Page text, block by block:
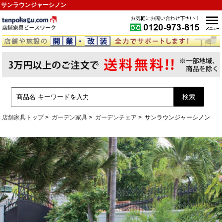
サンラウンジャーシノン
店舗家具トップ ガーデン家具 ガーデンチェア サンラウンジャーシノン